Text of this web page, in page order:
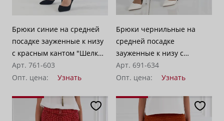
Брюки синие на средней
посадке зауженные к низу
с красным кантом "Шелк
"Ниагара"
Арт. 761-603
Опт. цена:
Узнать
Брюки чернильные на
средней посадке
зауженные к низу с
защипами "Штапель
гладкий"
Арт. 691-634
Опт. цена:
Узнать